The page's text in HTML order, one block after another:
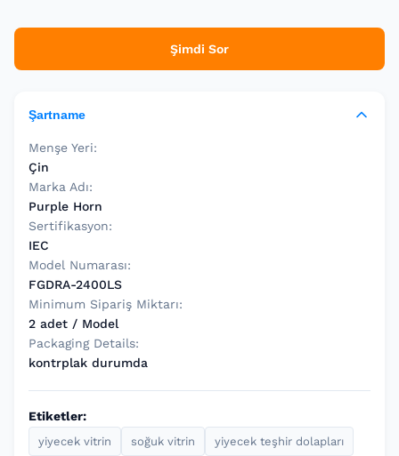
Şimdi Sor
Şartname
Menşe Yeri:
Çin
Marka Adı:
Purple Horn
Sertifikasyon:
IEC
Model Numarası:
FGDRA-2400LS
Minimum Sipariş Miktarı:
2 adet / Model
Packaging Details:
kontrplak durumda
Etiketler:
yiyecek vitrin soğuk vitrin yiyecek teşhir dolapları